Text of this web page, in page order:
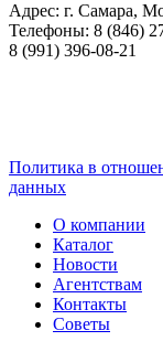
Адрес: г. Самара,
Телефоны: 8 (846)
8 (991) 396-08-21
Политика в
данных
О компании
Каталог
Новости
Агентствам
Контакты
Советы